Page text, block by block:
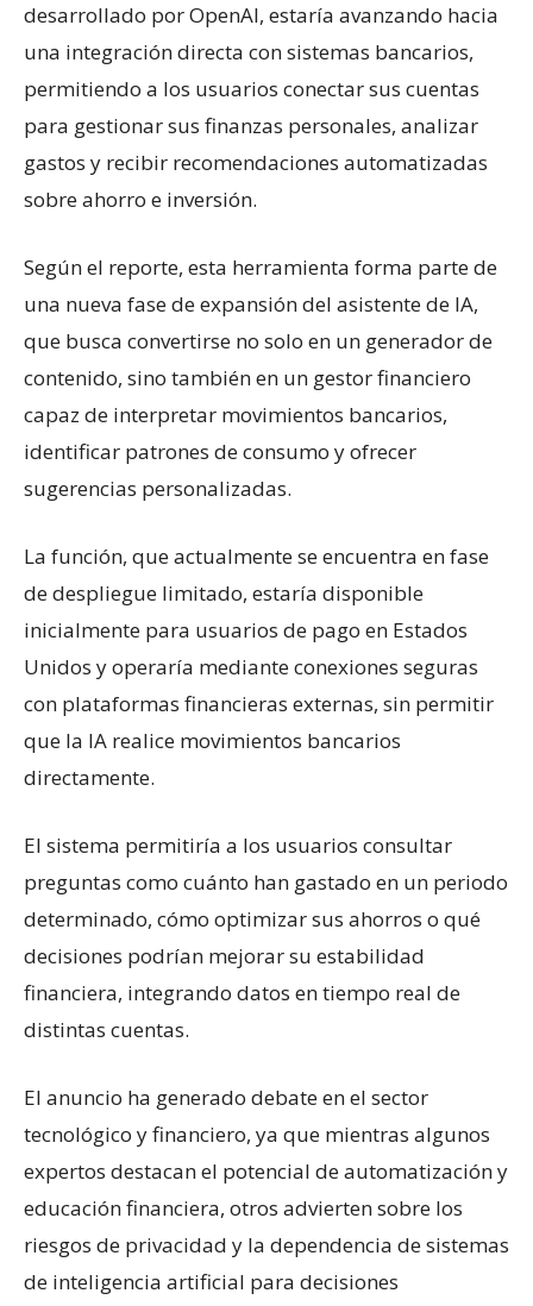
desarrollado por OpenAI, estaría avanzando hacia
una integración directa con sistemas bancarios,
permitiendo a los usuarios conectar sus cuentas
para gestionar sus finanzas personales, analizar
gastos y recibir recomendaciones automatizadas
sobre ahorro e inversión.
Según el reporte, esta herramienta forma parte de
una nueva fase de expansión del asistente de IA,
que busca convertirse no solo en un generador de
contenido, sino también en un gestor financiero
capaz de interpretar movimientos bancarios,
identificar patrones de consumo y ofrecer
sugerencias personalizadas.
La función, que actualmente se encuentra en fase
de despliegue limitado, estaría disponible
inicialmente para usuarios de pago en Estados
Unidos y operaría mediante conexiones seguras
con plataformas financieras externas, sin permitir
que la IA realice movimientos bancarios
directamente.
El sistema permitiría a los usuarios consultar
preguntas como cuánto han gastado en un periodo
determinado, cómo optimizar sus ahorros o qué
decisiones podrían mejorar su estabilidad
financiera, integrando datos en tiempo real de
distintas cuentas.
El anuncio ha generado debate en el sector
tecnológico y financiero, ya que mientras algunos
expertos destacan el potencial de automatización y
educación financiera, otros advierten sobre los
riesgos de privacidad y la dependencia de sistemas
de inteligencia artificial para decisiones